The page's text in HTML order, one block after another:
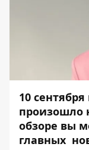
10
произошло
обзоре вы
главных